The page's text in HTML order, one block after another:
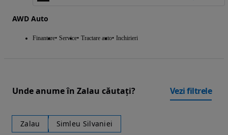
AWD Auto
Finantare Service Tractare auto Inchirieri
Unde anume în Zalau căutați? Vezi filtrele
Zalau Simleu Silvaniei